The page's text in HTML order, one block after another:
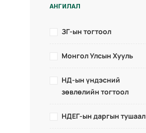
АНГИЛАЛ
ЗГ-ын тогтоол
Монгол Улсын Хууль
НД-ын үндэсний
зөвлөлийн тогтоол
НДЕГ-ын даргын тушаал